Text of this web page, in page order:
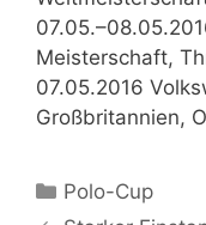
Meisterschaft,
07.05.2016
Großbritannien,
Kategorien
Polo-Cup